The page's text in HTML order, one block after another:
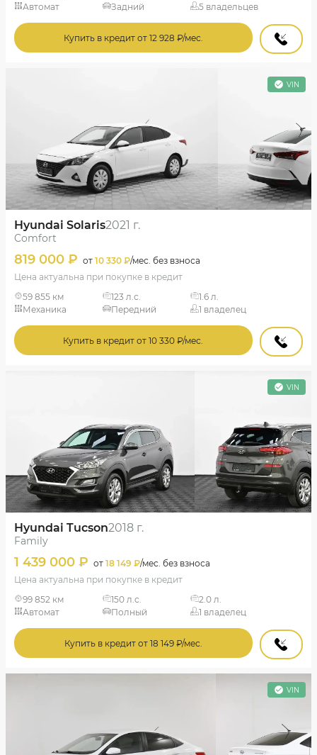
Автомат
Задний 5 владельцев
Купить в кредит от 12 928 ₽/мес.
VIN
Hyundai Solaris2021 г.
Comfort
819 000 ₽ от 10 330 ₽/мес. без взноса
Цена актуальна при покупке в кредит
59 855 км
123 л.с.
1.6 л.
Механика
Передний 1 владелец
Купить в кредит от 10 330 ₽/мес.
VIN
Hyundai Tucson2018 г.
Family
1 439 000 ₽ от 18 149 ₽/мес. без взноса
Цена актуальна при покупке в кредит
99 852 км
150 л.с.
2.0 л.
Автомат
Полный 1 владелец
Купить в кредит от 18 149 ₽/мес.
VIN